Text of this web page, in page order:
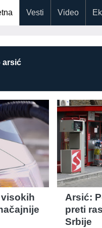
Vesti Video
arsić
Arsić:
preti
Srbije